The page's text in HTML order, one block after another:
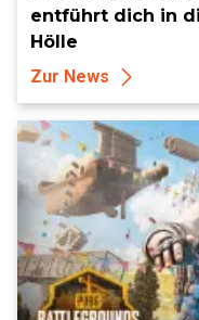
entführt dich in
Hölle
Zur News